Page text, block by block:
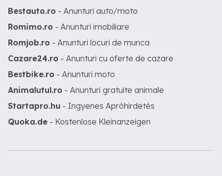
Bestauto.ro - Anunturi auto/moto
Romimo.ro - Anunturi imobiliare
Romjob.ro - Anunturi locuri de munca
Cazare24.ro - Anunturi cu oferte de cazare
Bestbike.ro - Anunturi moto
Animalutul.ro - Anunturi gratuite animale
Startapro.hu - Ingyenes Apróhirdetés
Quoka.de - Kostenlose Kleinanzeigen